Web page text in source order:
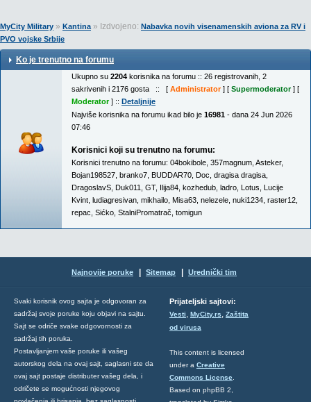
MyCity Military » Kantina» Izdvojeno: Nabavka novih visenamenskih aviona za RV i
PVO vojske Srbije
Ko je trenutno na forumu
Ukupno su 2204 korisnika na forumu :: 26 registrovanih, 2
sakrivenih i 2176 gosta :: [ Administrator] [ Supermoderator] [
Moderator] :: Detaljnije
Najviše korisnika na forumu ikad bilo je 16981 - dana 24 Jun 2026
07:46
Korisnici koji su trenutno na forumu:
Korisnici trenutno na forumu: 04bokibole 357magnum Asteker,
Bojan198527 branko7 BUDDAR70 Doc dragisa dragisa
DragoslavS Duk011 GT, Ilija84 kozhedub ladro Lotus Lucije
Kvint ludiagresivan mikhailo Misa63 nelezele nuki1234 raster12
repac Sićko StalniPromatrač tomigun
Najnovije poruke Sitemap Urednički tim
Svaki korisnik ovog sajta je odgovoran za
sadržaj svoje poruke koju objavi na sajtu.
Sajt se odriče svake odgovornosti za
sadržaj tih poruka.
Postavljanjem vaše poruke ili vašeg
autorskog dela na ovaj sajt, saglasni ste da
ovaj sajt postaje distributer vašeg dela, i
odričete se mogućnosti njegovog
Prijateljski sajtovi:
Vesti, MyCity.rs, Zaštita
od virusa
This content is licensed
under a Creative
Commons License
Based on phpBB 2,